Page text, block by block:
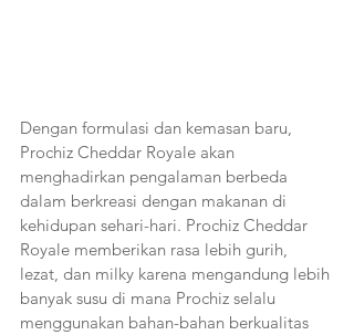
Dengan formulasi dan kemasan baru,
Prochiz Cheddar Royale akan
menghadirkan pengalaman berbeda
dalam berkreasi dengan makanan di
kehidupan sehari-hari. Prochiz Cheddar
Royale memberikan rasa lebih gurih,
lezat, dan milky karena mengandung lebih
banyak susu di mana Prochiz selalu
menggunakan bahan-bahan berkualitas